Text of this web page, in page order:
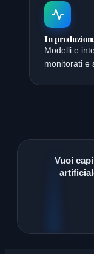
In
Modelli e
monitorati e
Vuoi